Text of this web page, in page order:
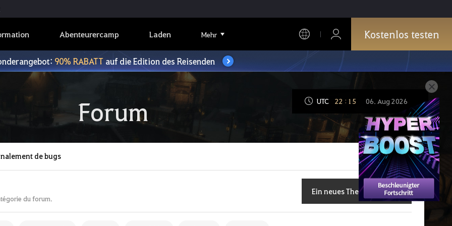
Abenteurercamp Laden Mehr Kostenlos testen
90% RABATTauf die Edition des Reisenden
Forum UTC 22 : 15 06. Aug 2026
de bugs
du forum.
Ein neues Thema eröffnen